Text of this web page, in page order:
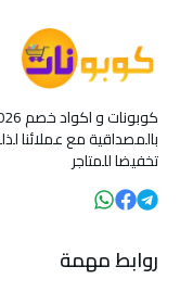
بالمصداقية مع عملائنا
تخفيضا للمتاجر
روابط مهمة